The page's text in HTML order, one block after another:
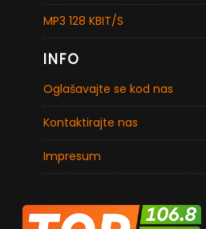
MP3 128 KBIT/S
INFO
Oglašavajte se kod nas
Kontaktirajte nas
Impresum